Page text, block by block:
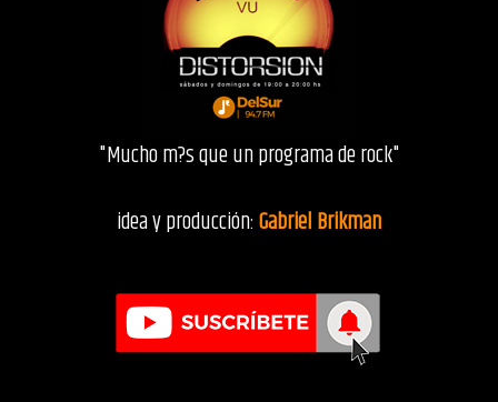
"Mucho m?s que un programa de rock"
idea y producción:Gabriel Brikman